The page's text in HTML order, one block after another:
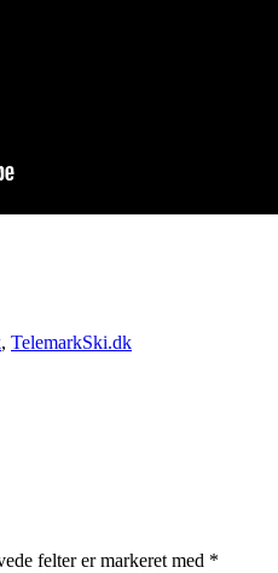
, TelemarkSki.dk
felter er markeret med *